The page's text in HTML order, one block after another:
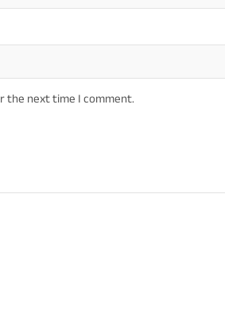
the next time I comment.